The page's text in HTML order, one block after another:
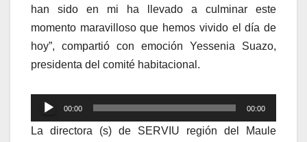
han sido en mi ha llevado a culminar este
momento maravilloso que hemos vivido el día de
hoy”, compartió con emoción Yessenia Suazo,
presidenta del comité habitacional.
Reproductor
de
00:00 00:00
La directora (s) de SERVIU región del Maule